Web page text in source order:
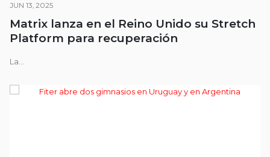
JUN 13, 2025
Matrix lanza en el Reino Unido su Stretch
Platform para recuperación
La...